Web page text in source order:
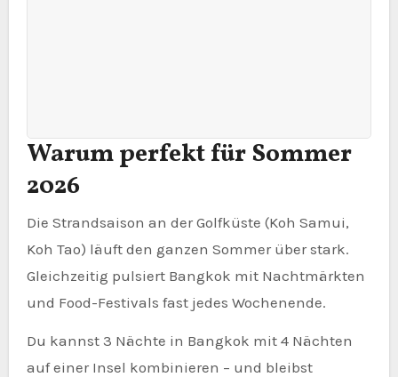
Warum perfekt für Sommer
2026
Die Strandsaison an der Golfküste (Koh Samui,
Koh Tao) läuft den ganzen Sommer über stark.
Gleichzeitig pulsiert Bangkok mit Nachtmärkten
und Food-Festivals fast jedes Wochenende.
Du kannst 3 Nächte in Bangkok mit 4 Nächten
auf einer Insel kombinieren – und bleibst